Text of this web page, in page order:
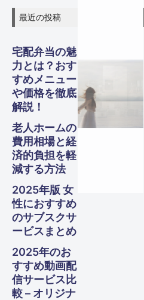
最近の投稿
宅配弁当の魅
力とは？おす
すめメニュー
や価格を徹底
解説！
老人ホームの
費用相場と経
済的負担を軽
減する方法
2025年版 女
性におすすめ
のサブスクサ
ービスまとめ
2025年のお
すすめ動画配
信サービス比
較 – オリジナ
ガジェ
ット
スピリ
チュア
ル
ビジネ
ス
ファイ
ナンス
グル
メ・フ
ード
旅行
美容・
健康
Other
ガジェ
ット
スピリ
チュア
ル
ビジネ
ス
ファイ
ナンス
グル
メ・フ
ード
旅行
美容・
健康
Other
ガジェ
ット
スピリ
チュア
ル
ビジネ
ス
ファイ
ナンス
グル
メ・フ
ード
旅行
美容・
健康
Other